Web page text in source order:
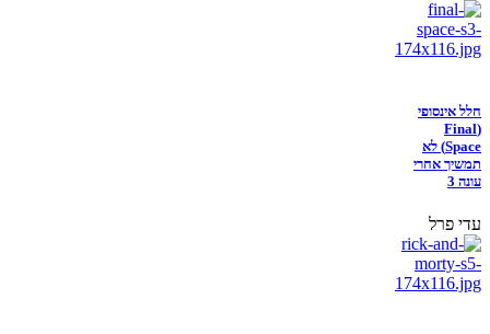
חלל אינסופי
(Final
Space) לא
תמשיך אחרי
עונה 3
עדי פרל